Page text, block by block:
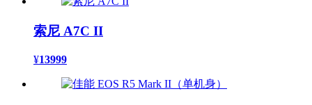
索尼 A7C II
¥13999